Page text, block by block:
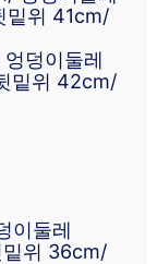
밑위 41cm/
덩이둘레
밑위 42cm/
이둘레
위 36cm/